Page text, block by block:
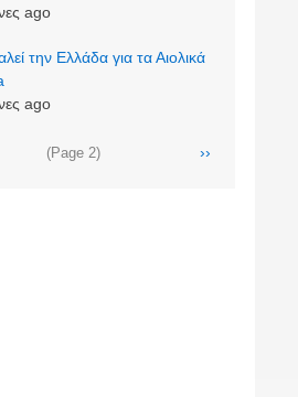
ago
την Ελλάδα για τα Αιολικά
ago
(Page 2)
Next
››